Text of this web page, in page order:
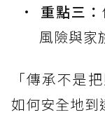
重點三：
風險與家
「傳承不是
如何安全地到